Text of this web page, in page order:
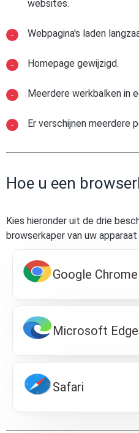
websites.
Webpagina's laden
Homepage gewijzigd.
Meerdere werkbalken in
Er verschijnen meerdere
Hoe u een
Kies hieronder uit de drie
browserkaper van uw
Google Chrome
Microsoft Edge
Safari